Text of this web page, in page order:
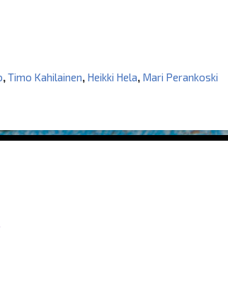
,Timo Kahilainen, Heikki Hela, Mari Perankoski